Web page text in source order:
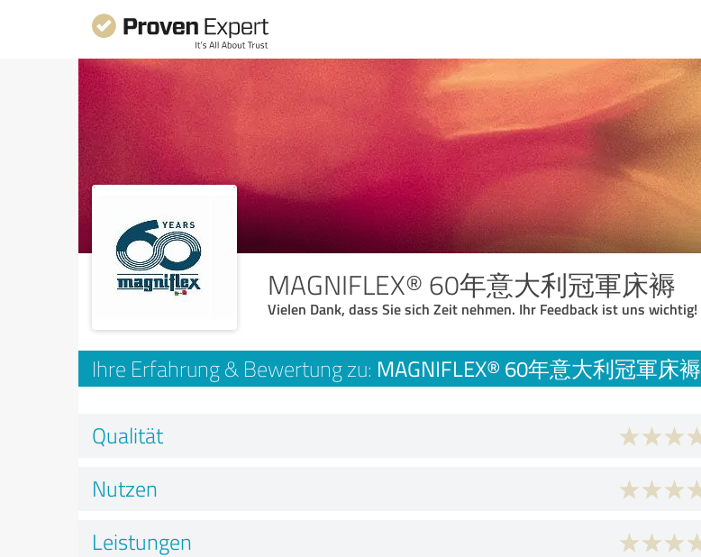
MAGNIFLEX® 60年意大利冠軍床褥
Vielen Dank, dass Sie sich Zeit nehmen. Ihr Feedback ist uns wichtig!
Ihre Erfahrung & Bewertung zu: MAGNIFLEX® 60年意大利冠軍床褥
Qualität
Nutzen
Leistungen